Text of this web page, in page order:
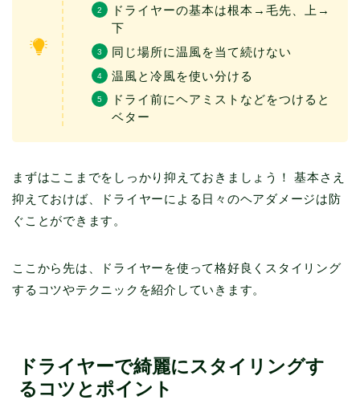
ドライヤーの基本は根本→毛先、上→
下
同じ場所に温風を当て続けない
温風と冷風を使い分ける
ドライ前にヘアミストなどをつけると
ベター
まずはここまでをしっかり抑えておきましょう！ 基本さえ
抑えておけば、ドライヤーによる日々のヘアダメージは防
ぐことができます。
ここから先は、ドライヤーを使って格好良くスタイリング
するコツやテクニックを紹介していきます。
ドライヤーで綺麗にスタイリングす
るコツとポイント